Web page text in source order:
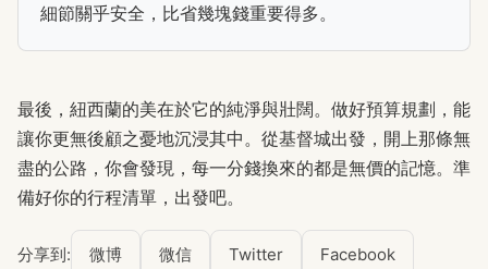
細節關乎安全，比省幾塊錢重要得多。
最後，紐西蘭的美在於它的純淨與壯闊。做好預算規劃，能
讓你更無後顧之憂地沉浸其中。從基督城出發，開上那條無
盡的公路，你會發現，每一分錢換來的都是無價的記憶。準
備好你的行程清單，出發吧。
分享到: 微博 微信 Twitter Facebook